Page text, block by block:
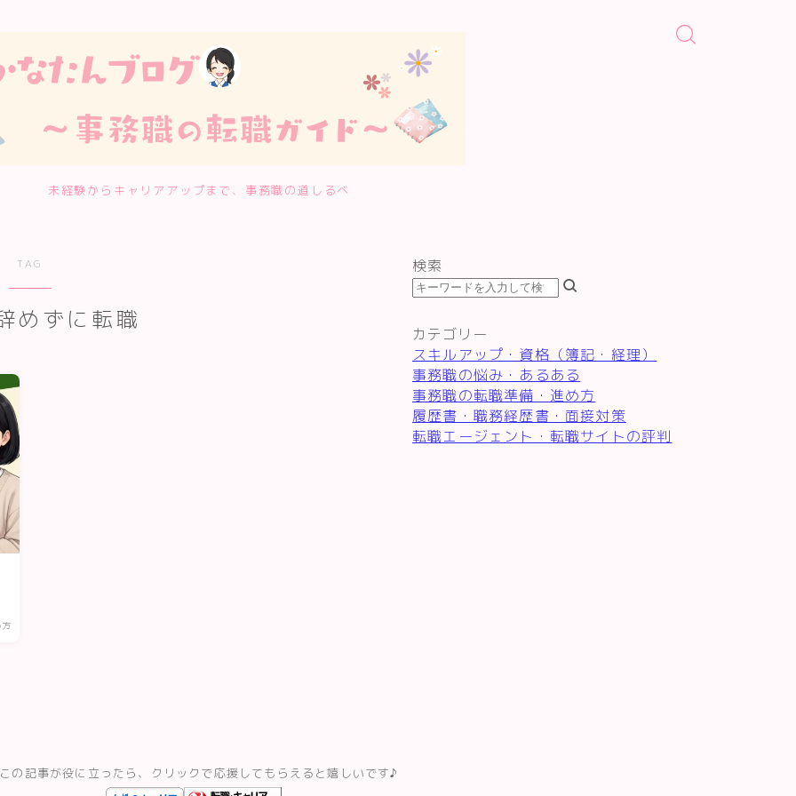
未経験からキャリアアップまで、事務職の道しるべ
TAG
めずに転職
検索
カテゴリー
スキルアップ・資格（簿記・経理）
事務職の悩み・あるある
事務職の転職準備・進め方
履歴書・職務経歴書・面接対策
転職エージェント・転職サイトの評判
この記事が役に立ったら、クリックで応援してもらえると嬉しいです♪